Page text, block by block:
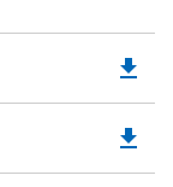
a
file_download
file_download